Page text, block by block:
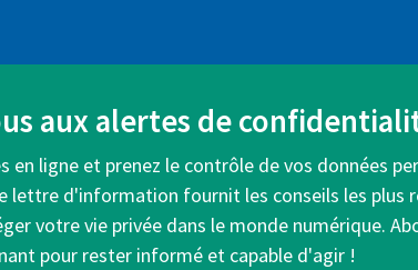
aux alertes de
en ligne et prenez le contrôle de vos données
d'information fournit les conseils les plus
votre vie privée dans le monde numérique.
pour rester informé et capable d'agir !